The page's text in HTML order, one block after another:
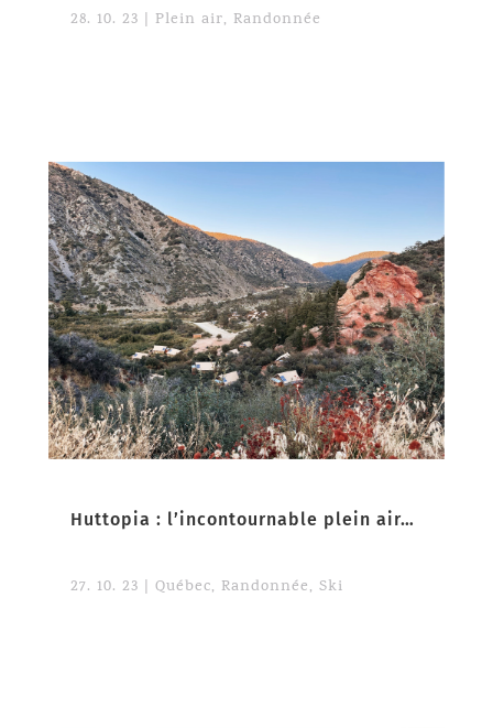
28. 10. 23 Plein air, Randonnée
Huttopia : l’incontournable plein air… ici et ailleurs!
27. 10. 23 Québec, Randonnée, Ski